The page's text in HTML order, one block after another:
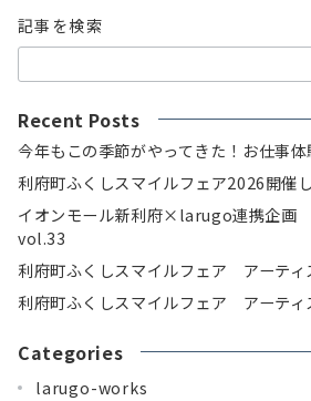
ペ
ー
ジ
送
り
記事を検索
Recent Posts
今年もこの季節がやってきた！お仕事体
利府町ふくしスマイルフェア2026開催
イオンモール新利府×larugo連携企画
vol.33
利府町ふくしスマイルフェア アーティ
利府町ふくしスマイルフェア アーティ
Categories
larugo-works